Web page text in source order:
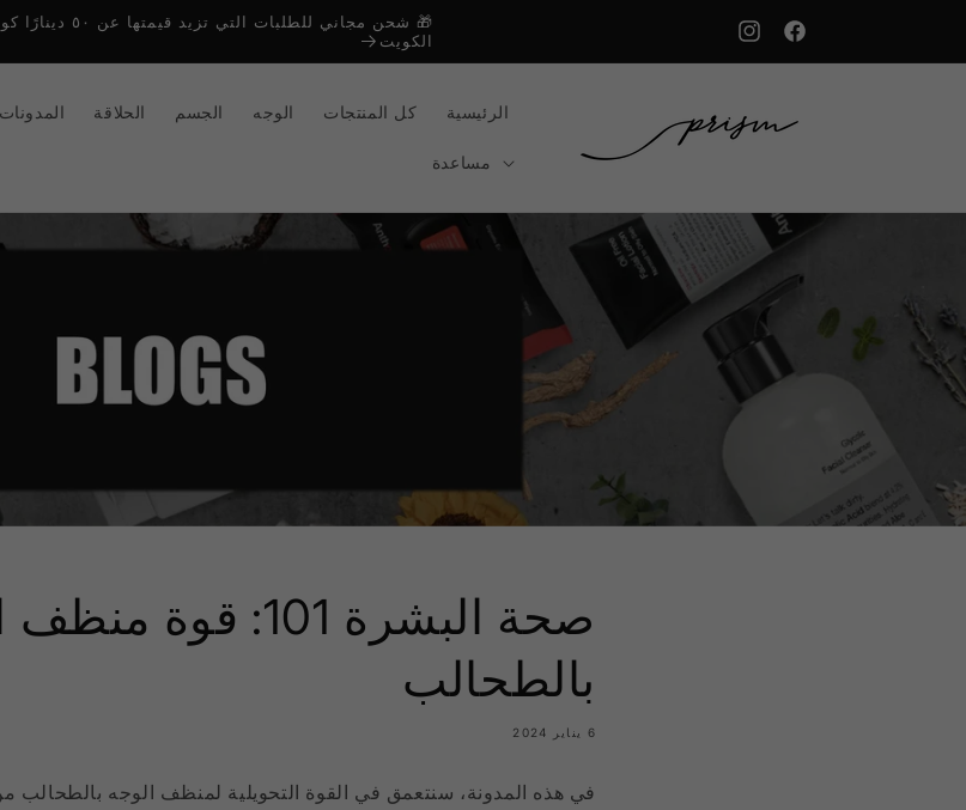
فيسبوكإنستغرام
🎁 شحن مجاني للطلبات التي
الكويت
الرئيسية كل المنتجات الوجه الجسم الحلاقة المدونات
مساعدة
صحة البشرة 101: قوة
بالطحالب
6 يناير 2024
في هذه المدونة، سنتعمق في القوة التحويلية لمنظف الوجه